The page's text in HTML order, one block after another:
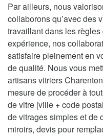
Par ailleurs, nous
collaborons qu’avec des
travaillant dans les règles
expérience, nos
satisfaire pleinement en
de qualité. Nous vous
artisans vitriers
mesure de procéder à
de vitre [ville + code
de vitrages simples et de
miroirs, devis pour